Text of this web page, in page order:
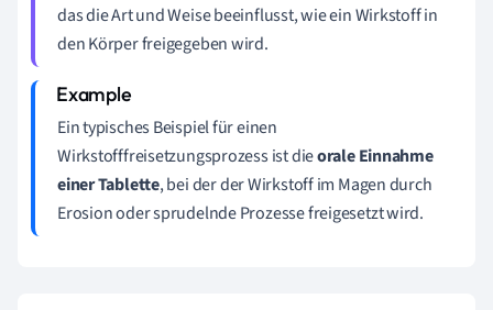
das die Art und Weise beeinflusst, wie ein Wirkstoff in
den Körper freigegeben wird.
Ein typisches Beispiel für einen
Wirkstofffreisetzungsprozess ist dieorale Einnahme
einer Tablette, bei der der Wirkstoff im Magen durch
Erosion oder sprudelnde Prozesse freigesetzt wird.